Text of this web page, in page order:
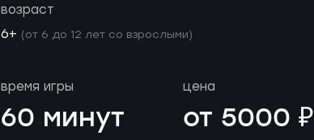
возраст
6+ (от 6 до 12 лет со взрослыми)
время игры
60 минут
цена
от 5000 ₽